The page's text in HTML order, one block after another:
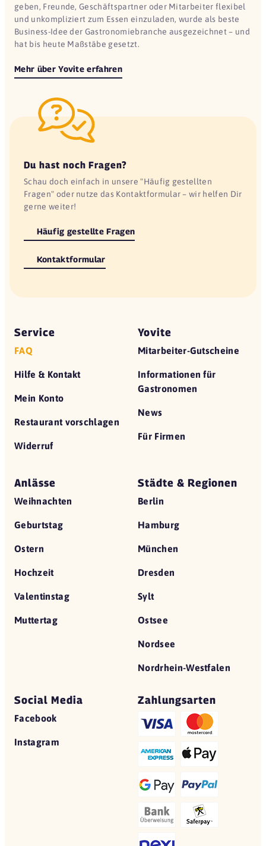
geben, Freunde, Geschäftspartner oder Mitarbeiter flexibel
und unkompliziert zum Essen einzuladen, wurde als beste
Business-Idee der Gastronomiebranche ausgezeichnet – und
hat bis heute Maßstäbe gesetzt.
Mehr über Yovite erfahren
Du hast noch Fragen?
Schau doch einfach in unsere "Häufig gestellten
Fragen" oder nutze das Kontaktformular – wir helfen Dir
gerne weiter!
Häufig gestellte Fragen
Kontaktformular
Service
FAQ
Hilfe & Kontakt
Mein Konto
Restaurant vorschlagen
Widerruf
Yovite
Mitarbeiter-Gutscheine
Informationen für
Gastronomen
News
Für Firmen
Anlässe
Weihnachten
Geburtstag
Ostern
Hochzeit
Valentinstag
Muttertag
Städte & Regionen
Berlin
Hamburg
München
Dresden
Sylt
Ostsee
Nordsee
Nordrhein-Westfalen
Social Media
Facebook
Instagram
Zahlungsarten